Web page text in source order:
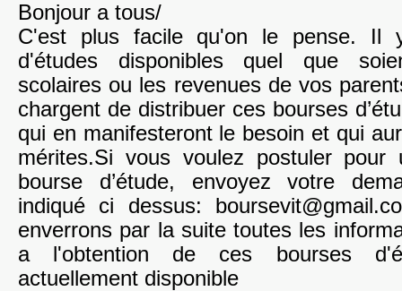
Bonjour a tous/
C'est plus facile qu'on le pense. Il
d'études disponibles quel que
scolaires ou les revenues de vos
chargent de distribuer ces bourses
qui en manifesteront le besoin et qui
mérites.Si vous voulez postuler pour
bourse d’étude, envoyez votre
indiqué ci dessus:
enverrons par la suite toutes les
a l'obtention de ces bourses
actuellement disponible